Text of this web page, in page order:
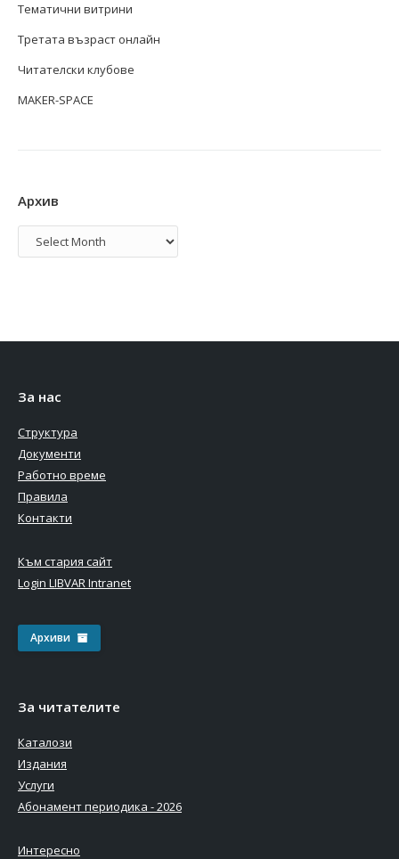
Тематични витрини
Третата възраст онлайн
Читателски клубове
MAKER-SPACE
Архив
Архив
За нас
Структура
Документи
Работно време
Правила
Контакти
Към стария сайт
Login LIBVAR Intranet
Архиви
За читателите
Каталози
Издания
Услуги
Абонамент периодика - 2026
Интересно